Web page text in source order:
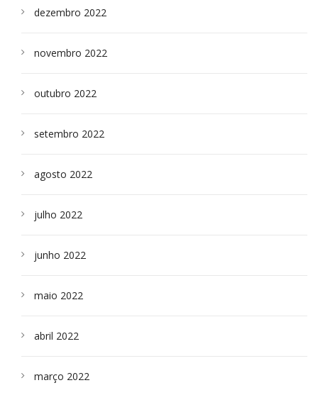
dezembro 2022
novembro 2022
outubro 2022
setembro 2022
agosto 2022
julho 2022
junho 2022
maio 2022
abril 2022
março 2022